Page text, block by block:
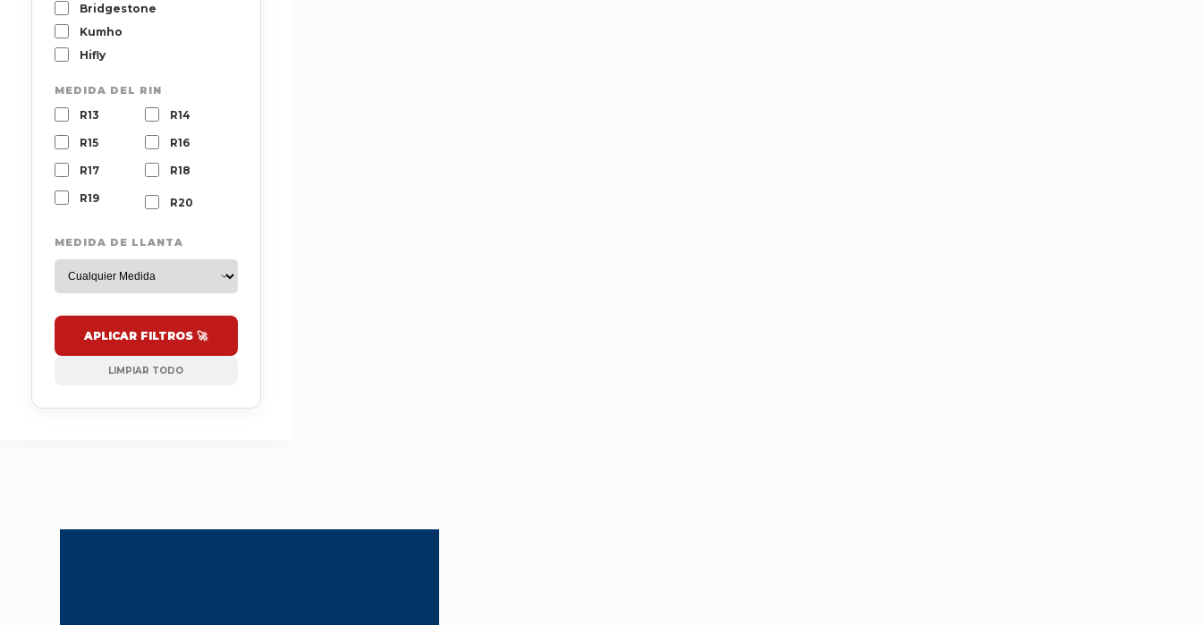
Bridgestone
Kumho
Hifly
MEDIDA DEL RIN
R13 R14
R15 R16
R17 R18
R19 R20
MEDIDA DE LLANTA
APLICAR FILTROS 🚀
LIMPIAR TODO